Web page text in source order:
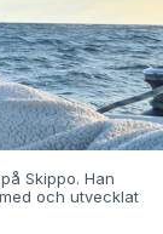
Skippo. Han
och utvecklat